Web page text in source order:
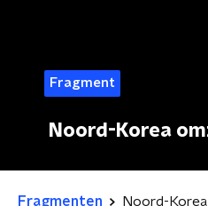
Fragment
Noord-Korea
Fragmenten Noord-